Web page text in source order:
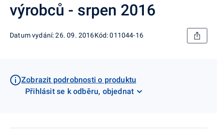
výrobců - srpen 2016
Datum vydání: 26. 09. 2016Kód: 011044-16
Zobrazit podrobnosti o produktu
Přihlásit se k odběru, objednat